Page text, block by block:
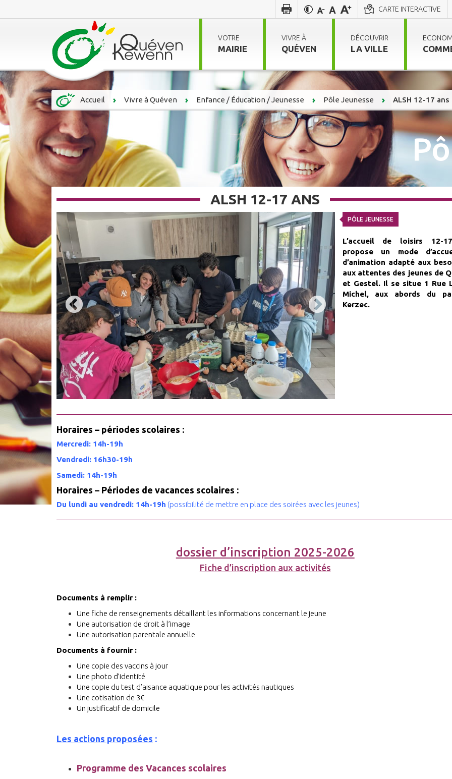
CARTE INTERACTIVE
VOTRE
MAIRIE
VIVRE À
QUÉVEN
DÉCOUVRIR
LA VILLE
Accueil Vivre à Quéven Enfance / Éducation / Jeunesse Pôle Jeunesse ALSH 12-17 ans
ALSH 12-17 ANS
PÔLE JEUNESSE
L’accueil de loisirs 12-
propose un mode
d’animation adapté aux
aux attentes des jeunes de
et Gestel. Il se situe 1 Rue
Michel, aux abords du
Kerzec.
Horaires – périodes scolaires :
Mercredi: 14h-19h
Vendredi: 16h30-19h
Samedi: 14h-19h
Horaires – Périodes de vacances scolaires :
Du lundi au vendredi: 14h-19h (possibilité de mettre en place des soirées avec les jeunes)
dossier d’inscription 2025-2026
Fiche d’inscription aux activités
Documents à remplir :
Une fiche de renseignements détaillant les informations concernant le jeune
Une autorisation de droit à l’image
Une autorisation parentale annuelle
Documents à fournir :
Une copie des vaccins à jour
Une photo d’identité
Une copie du test d’aisance aquatique pour les activités nautiques
Une cotisation de 3€
Un justificatif de domicile
Les actions proposées :
Programme des Vacances scolaires